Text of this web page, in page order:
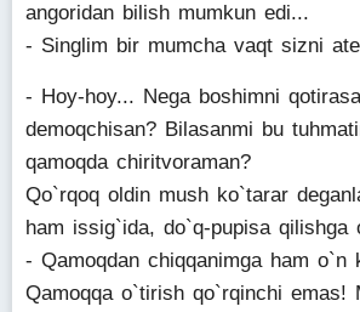
angoridan bilish mumkun edi...
- Singlim bir mumcha vaqt sizni
- Hoy-hoy... Nega boshimni
demoqchisan? Bilasanmi bu
qamoqda chiritvoraman?
Qo`rqoq oldin mush ko`tarar
ham issig`ida, do`q-pupisa qilishga
- Qamoqdan chiqqanimga ham o`n
Qamoqqa o`tirish qo`rqinchi emas!